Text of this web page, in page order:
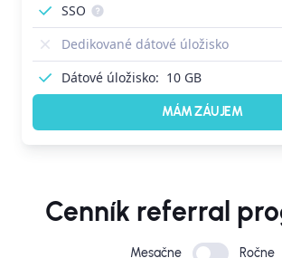
SSO
Dedikované dátové úložisko
Dátové úložisko: 10 GB
MÁM ZÁUJEM
Cenník referral
Mesačne Ročne